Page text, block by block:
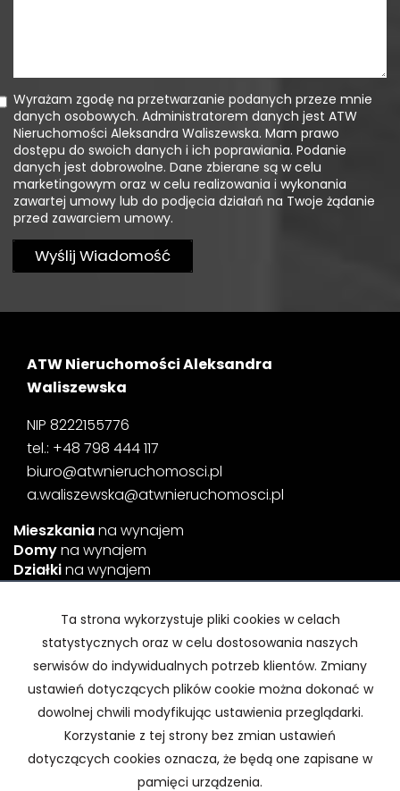
Wyrażam zgodę na przetwarzanie podanych przeze mnie
danych osobowych. Administratorem danych jest ATW
Nieruchomości Aleksandra Waliszewska. Mam prawo
dostępu do swoich danych i ich poprawiania. Podanie
danych jest dobrowolne. Dane zbierane są w celu
marketingowym oraz w celu realizowania i wykonania
zawartej umowy lub do podjęcia działań na Twoje żądanie
przed zawarciem umowy.
ATW Nieruchomości Aleksandra
Waliszewska
NIP 8222155776
tel.: +48 798 444 117
biuro@atwnieruchomosci.pl
a.waliszewska@atwnieruchomosci.pl
Mieszkaniana wynajem
Domyna wynajem
Działkina wynajem
na sprzedaż
na sprzedaż
Działkina sprzedaż
Obiektyna sprzedaż
Strona główna O firmie Kontakt
Kup
Sprzedaj
Ta strona wykorzystuje pliki cookies w celach
statystycznych oraz w celu dostosowania naszych
serwisów do indywidualnych potrzeb klientów. Zmiany
ustawień dotyczących plików cookie można dokonać w
dowolnej chwili modyfikując ustawienia przeglądarki.
Korzystanie z tej strony bez zmian ustawień
dotyczących cookies oznacza, że będą one zapisane w
pamięci urządzenia.